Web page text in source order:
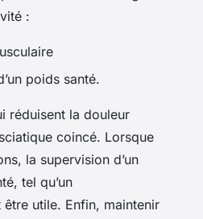
:
poids santé.
réduisent la douleur
coincé. Lorsque
la supervision d’un
tel qu’un
utile. Enfin, maintenir